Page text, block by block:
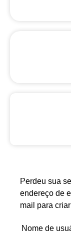
Perdeu sua
endereço de
mail para
Nome de